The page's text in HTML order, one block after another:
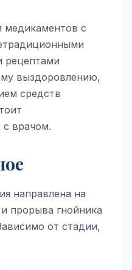
медикаментов с
выздоровлению,
средств
с врачом.
направлена на
прорыва гнойника
от стадии,